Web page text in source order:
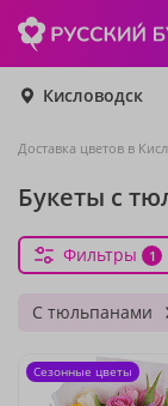
Кисловодск
Доставка цветов в
Букеты с
Фильтры 1
С тюльпанами
Сезонные цветы